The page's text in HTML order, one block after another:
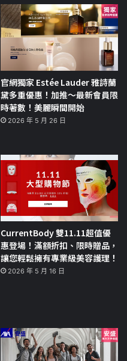
官網獨家 Estée Lauder 雅詩蘭
黛多重優惠！加推～最新會員限
時著數！美麗瞬間開始
2026 年 5 月 26 日
CurrentBody 雙11.11超值優
惠登場！滿額折扣、限時贈品，
讓您輕鬆擁有專業級美容護理！
2026 年 5 月 16 日